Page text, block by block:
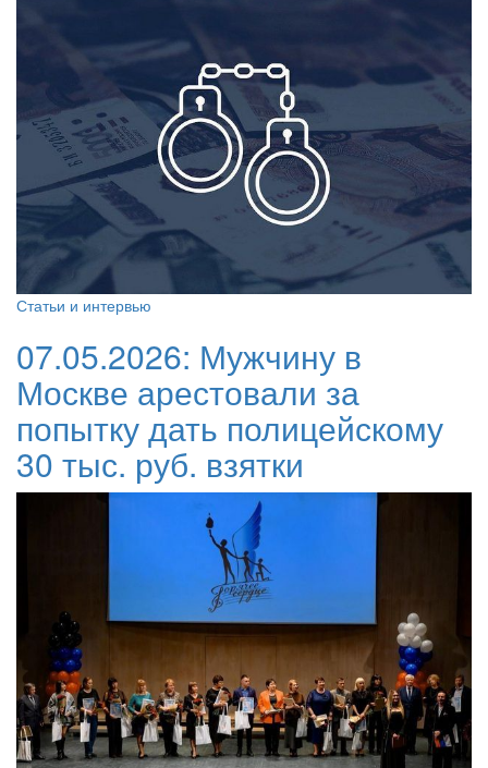
Статьи и интервью
07.05.2026: Мужчину в
Москве арестовали за
попытку дать полицейскому
30 тыс. руб. взятки